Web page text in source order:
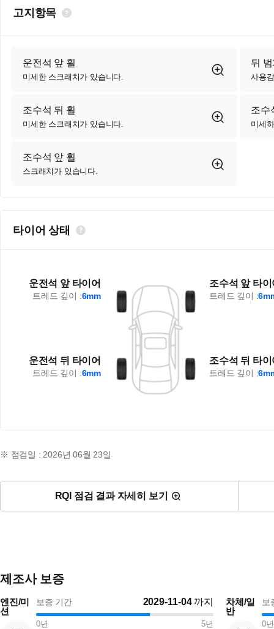
고지항목
운전석 앞 휠
미세한 스크래치가 있습니다.
뒤
사용
조수석 뒤 휠
미세한 스크래치가 있습니다.
조수
미세
조수석 앞 휠
스크래치가 있습니다.
타이어 상태
운전석 앞 타이어
트레드 깊이 :6mm
운전석 뒤 타이어
트레드 깊이 :6mm
조수석 뒤 타이
트레드 깊이 :
조수석 앞 타이
트레드 깊이 :
※ 점검일 : 2026년 06월 23일
RQI 점검 결과 자세히 보기
제조사 보증
엔진/미
션
보증 기간 2029-11-04 까지
0년 5년
차체/일
반
보
0년